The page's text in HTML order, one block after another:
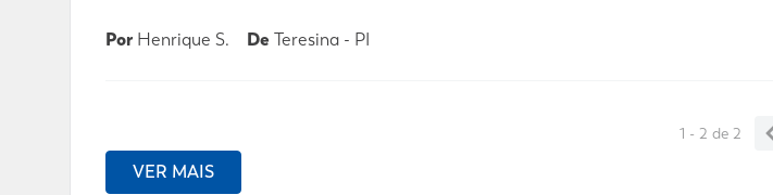
Por Henrique S. De Teresina - PI
1 - 2 de 2